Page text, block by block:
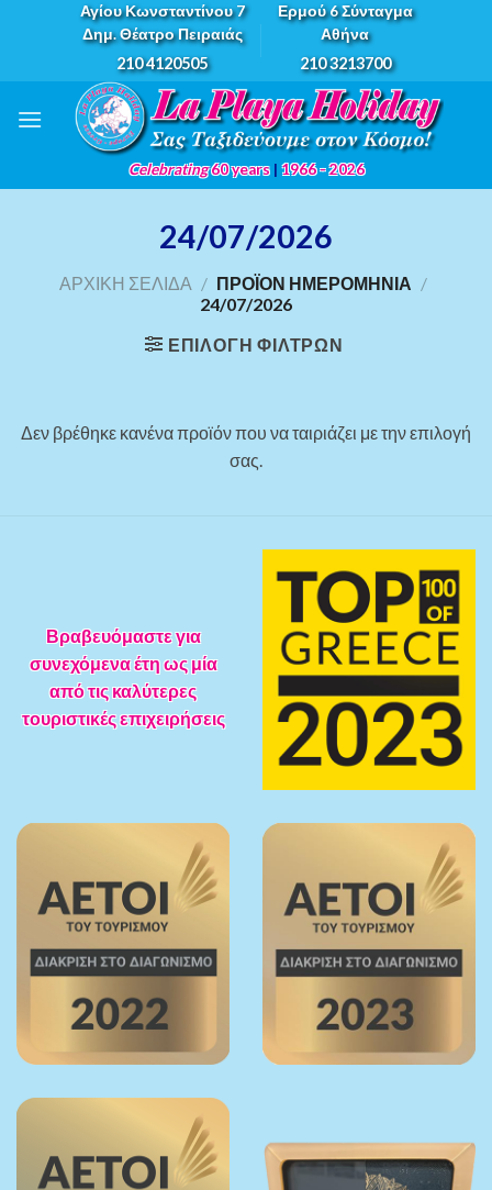
Αγίου Κωνσταντίνου 7
Δημ. Θέατρο Πειραιάς
210 4120505
Ερμού 6 Σύνταγμα
Αθήνα
210 3213700
Celebrating60 years | 1966 - 2026
24/07/2026
ΑΡΧΙΚΉ ΣΕΛΊΔΑ / ΠΡΟΪΌΝ ΗΜΕΡΟΜΗΝΊΑ /
24/07/2026
ΕΠΙΛΟΓΉ ΦΊΛΤΡΩΝ
Δεν βρέθηκε κανένα προϊόν που να ταιριάζει με την επιλογή
σας.
Βραβευόμαστε για
συνεχόμενα έτη ως μία
από τις καλύτερες
τουριστικές επιχειρήσεις